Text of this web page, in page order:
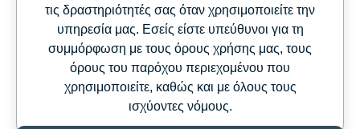
τις δραστηριότητές σας όταν χρησιμοποιείτε την
υπηρεσία μας. Εσείς είστε υπεύθυνοι για τη
συμμόρφωση με τους όρους χρήσης μας, τους
όρους του παρόχου περιεχομένου που
χρησιμοποιείτε, καθώς και με όλους τους
ισχύοντες νόμους.